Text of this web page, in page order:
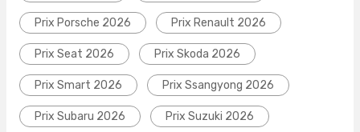
Prix Porsche 2026 Prix Renault 2026
Prix Seat 2026 Prix Skoda 2026
Prix Smart 2026 Prix Ssangyong 2026
Prix Subaru 2026 Prix Suzuki 2026